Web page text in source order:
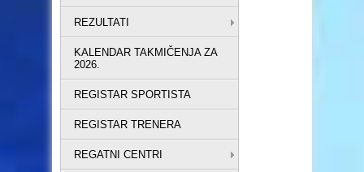
REZULTATI
KALENDAR TAKMIČENJA ZA
2026.
REGISTAR SPORTISTA
REGISTAR TRENERA
REGATNI CENTRI